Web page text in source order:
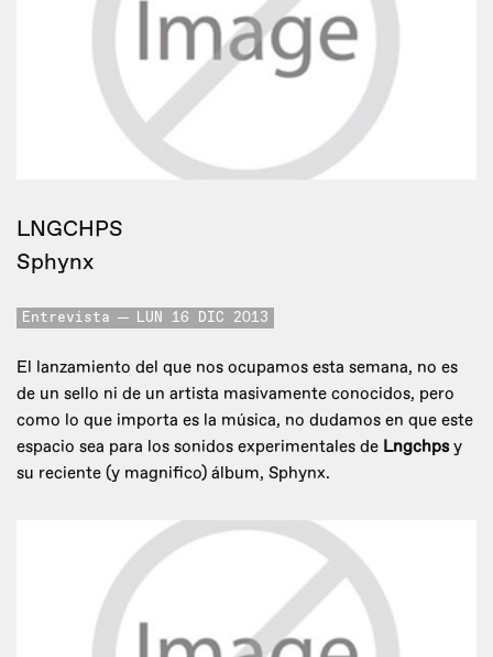
LNGCHPS
Sphynx
Entrevista LUN 16 DIC 2013
El lanzamiento del que nos ocupamos esta semana, no es
de un sello ni de un artista masivamente conocidos, pero
como lo que importa es la música, no dudamos en que este
espacio sea para los sonidos experimentales de Lngchpsy
su reciente (y magnifico) álbum, Sphynx.